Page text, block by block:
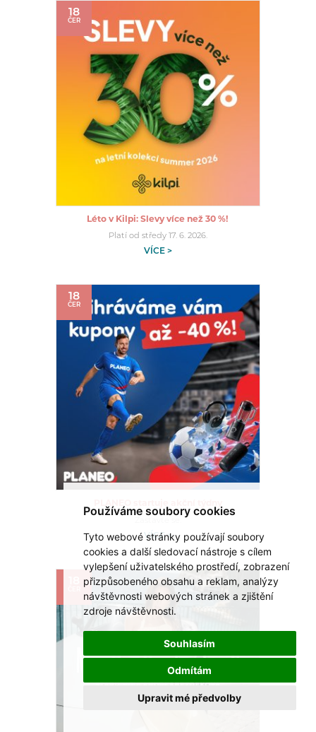
Používáme soubory cookies
Tyto webové stránky používají soubory
cookies a další sledovací nástroje s cílem
vylepšení uživatelského prostředí, zobrazení
přizpůsobeného obsahu a reklam, analýzy
návštěvnosti webových stránek a zjištění
zdroje návštěvnosti.
Souhlasím
Odmítám
Upravit mé předvolby
18
ČER
Léto v Kilpi: Slevy více než 30 %!
Platí od středy 17. 6. 2026.
VÍCE >
18
ČER
PLANEO startuje akční týdny
VÍCE >